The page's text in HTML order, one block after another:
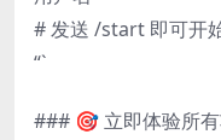
# 发送 /start 即可开
“`
### 🎯 立即体验所